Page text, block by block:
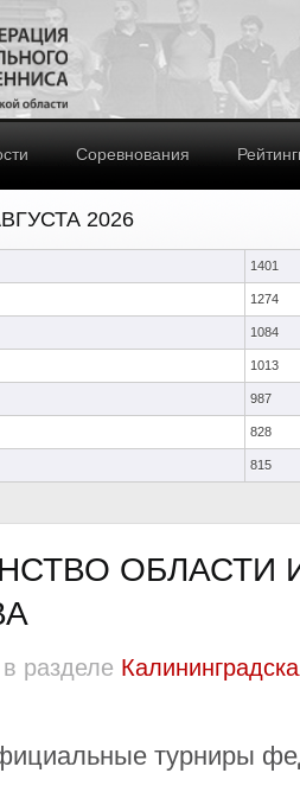
Соревнования
2026
1401
1274
1084
1013
987
828
815
ОБЛАСТИ
в разделе
турниры